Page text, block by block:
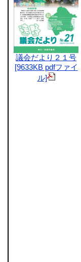
議会だより２１号
[9633KB pdfファイ
ル]